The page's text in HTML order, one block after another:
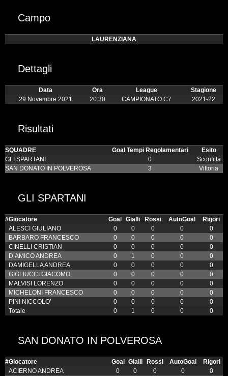
Campo
LAURENZIANA
Dettagli
Data Ora League
Stagione
29 Novembre 2021
20:30 CAMPIONATO C7 2021-22
Risultati
SQUADRE Goal Tempi Regolamentari
Esito
GLI SPARTANI
0
Sconfitta
SAN DONATO IN POLVEROSA
3 Vittoria
GLI SPARTANI
#Giocatore Goal Gialli Rossi AutoGoal
Rigori
ALESCI GIULIANO
0 0 0 0
0
BARBARO FRANCESCO
0 0 0 0
0
CINELLI CRISTIAN
0 0 0 0
0
D’AMICO ANDREA
0 1 0 0
0
DAMIGELLA ANDREA
0 0 0 0
0
GIGLIUCCI GIACOMO
0 0 0 0
0
MALVISI LORENZO
0 0 0 0
0
MICHELONI FRANCESCO
0 0 0 0
0
PINI NICCOLO’
0 0 0 0
0
Totale
0 1 0 0 0
SAN DONATO IN POLVEROSA
#Giocatore Goal Gialli Rossi AutoGoal
Rigori
ACIERNO ANDREA
0 0 0 0
0